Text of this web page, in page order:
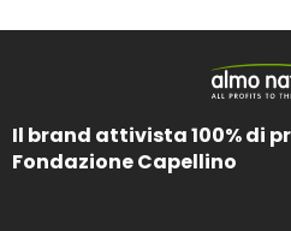
Il brand attivista 100% di
Fondazione Capellino